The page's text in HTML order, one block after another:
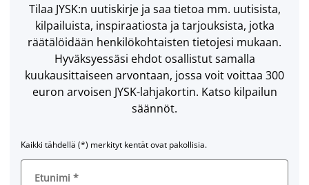
Tilaa JYSK:n uutiskirje ja saa tietoa mm. uutisista,
kilpailuista, inspiraatiosta ja tarjouksista, jotka
räätälöidään henkilökohtaisten tietojesi mukaan.
Hyväksyessäsi ehdot osallistut samalla
kuukausittaiseen arvontaan, jossa voit voittaa 300
euron arvoisen JYSK-lahjakortin. Katso kilpailun
säännöt.
Kaikki tähdellä (*) merkityt kentät ovat pakollisia.
Etunimi *